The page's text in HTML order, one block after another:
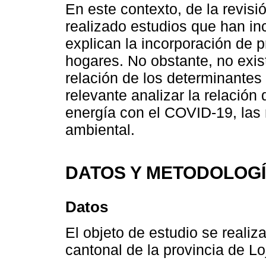
En este contexto, de la
realizado estudios que han
explican la incorporación de
hogares. No obstante, no
relación de los
relevante analizar la relación
energía con el COVID-19,
ambiental.
DATOS Y
Datos
El objeto de estudio se
cantonal de la provincia de